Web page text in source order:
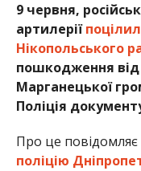
9 червня,
артилерії
Нікопольського
пошкодження від
Марганецької
Поліція
Про це повідомляє
поліцію